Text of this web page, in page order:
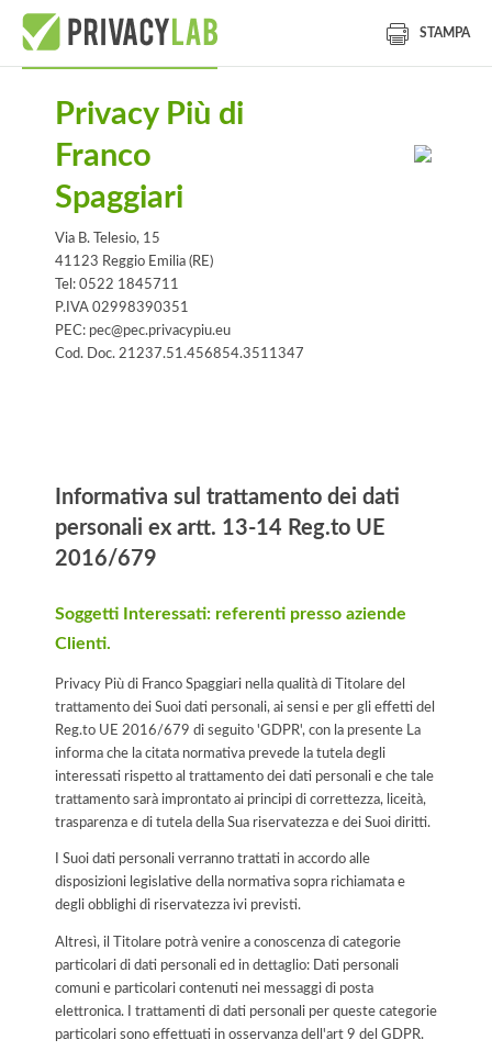
STAMPA
Privacy Più di
Franco
Spaggiari
Via B. Telesio, 15
41123 Reggio Emilia (RE)
Tel: 0522 1845711
P.IVA 02998390351
PEC: pec@pec.privacypiu.eu
Cod. Doc. 21237.51.456854.3511347
Informativa sul trattamento dei dati
personali ex artt. 13-14 Reg.to UE
2016/679
Soggetti Interessati: referenti presso aziende
Clienti.
Privacy Più di Franco Spaggiari nella qualità di Titolare del
trattamento dei Suoi dati personali, ai sensi e per gli effetti del
Reg.to UE 2016/679 di seguito 'GDPR', con la presente La
informa che la citata normativa prevede la tutela degli
interessati rispetto al trattamento dei dati personali e che tale
trattamento sarà improntato ai principi di correttezza, liceità,
trasparenza e di tutela della Sua riservatezza e dei Suoi diritti.
I Suoi dati personali verranno trattati in accordo alle
disposizioni legislative della normativa sopra richiamata e
degli obblighi di riservatezza ivi previsti.
Altresì, il Titolare potrà venire a conoscenza di categorie
particolari di dati personali ed in dettaglio: Dati personali
comuni e particolari contenuti nei messaggi di posta
elettronica. I trattamenti di dati personali per queste categorie
particolari sono effettuati in osservanza dell'art 9 del GDPR.